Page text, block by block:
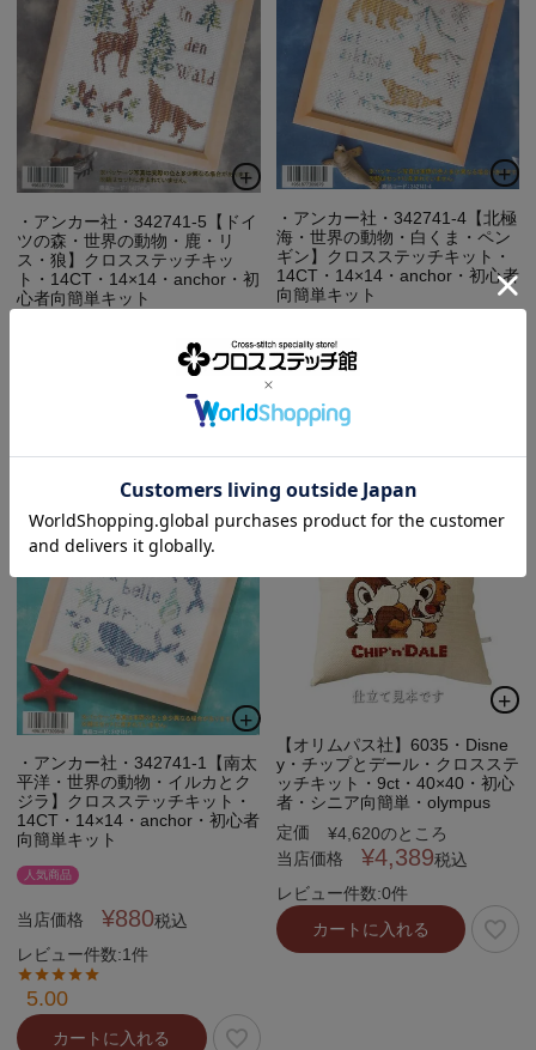
・アンカー社・342741-5【ドイ
ツの森・世界の動物・鹿・リ
ス・狼】クロスステッチキッ
ト・14CT・14×14・anchor・初
心者向簡単キット
・アンカー社・342741-4【北極
海・世界の動物・白くま・ペン
ギン】クロスステッチキット・
14CT・14×14・anchor・初心者
向簡単キット
レビュー件数:0件
・アンカー社・342741-1【南太
平洋・世界の動物・イルカとク
ジラ】クロスステッチキット・
14CT・14×14・anchor・初心者
向簡単キット
人気商品
当店価格 ¥880税込
レビュー件数:1件
5.00
カートに入れる
【オリムパス社】6035・Disne
y・チップとデール・クロスステ
ッチキット・9ct・40×40・初心
者・シニア向簡単・olympus
定価
¥4,620のところ
当店価格
¥4,389税込
レビュー件数:0件
カートに入れる